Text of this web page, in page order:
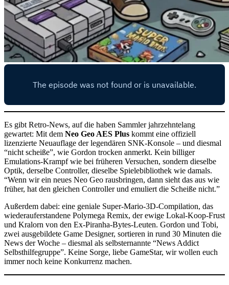
Es gibt Retro-News, auf die haben Sammler jahrzehntelang
gewartet: Mit dem Neo Geo AES Plus kommt eine offiziell
lizenzierte Neuauflage der legendären SNK-Konsole – und diesmal
“nicht scheiße”, wie Gordon trocken anmerkt. Kein billiger
Emulations-Krampf wie bei früheren Versuchen, sondern dieselbe
Optik, derselbe Controller, dieselbe Spielebibliothek wie damals.
“Wenn wir ein neues Neo Geo rausbringen, dann sieht das aus wie
früher, hat den gleichen Controller und emuliert die Scheiße nicht.”
Außerdem dabei: eine geniale Super-Mario-3D-Compilation, das
wiederauferstandene Polymega Remix, der ewige Lokal-Koop-Frust
und Kralorn von den Ex-Piranha-Bytes-Leuten. Gordon und Tobi,
zwei ausgebildete Game Designer, sortieren in rund 30 Minuten die
News der Woche – diesmal als selbsternannte “News Addict
Selbsthilfegruppe”. Keine Sorge, liebe GameStar, wir wollen euch
immer noch keine Konkurrenz machen.